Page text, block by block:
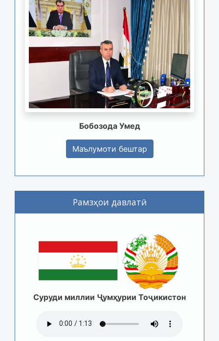
Бобозода Умед
Маълумоти бештар
Рамзҳои давлатӣ
Суруди миллии Ҷумҳурии Тоҷикистон